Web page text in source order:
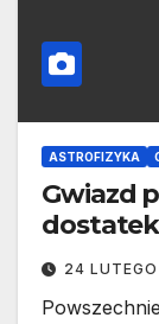
ASTROFIZYKA
Gwiazd
dostatek
24